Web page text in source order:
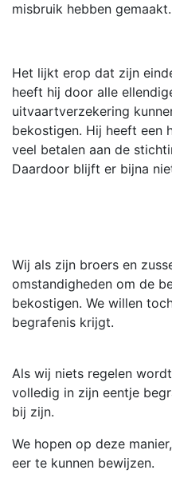
misbruik hebben gemaakt.
Het lijkt erop dat zijn
heeft hij door alle
uitvaartverzekering
bekostigen. Hij heeft een
veel betalen aan de
Daardoor blijft er bijna
Wij als zijn broers en
omstandigheden om de
bekostigen. We willen
begrafenis krijgt.
Als wij niets regelen
volledig in zijn eentje
bij zijn.
We hopen op deze
eer te kunnen bewijzen.